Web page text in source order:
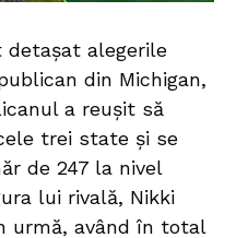
detaşat alegerile
din Michigan,
a reuşit să
trei state şi se
de 247 la nivel
lui rivală, Nikki
urmă, având în total